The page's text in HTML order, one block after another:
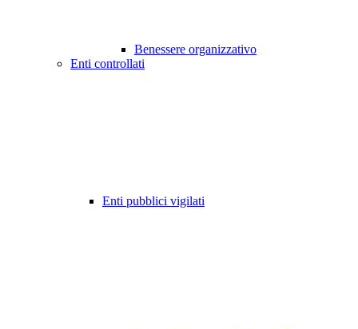
Benessere organizzativo
Enti controllati
Enti pubblici vigilati